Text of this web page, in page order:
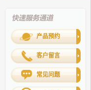
产品预约
客户留言
常见问题